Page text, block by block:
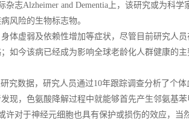
志Alzheimer and Dementia上，该研究或为科学
风险的生物标志物。
体虚弱及依赖性增加等症状，尽管目前研究人
如今该病已经成为影响全球老龄化人群健康的
究数据，研究人员通过10年跟踪调查分析了个
现，色氨酸降解过程中就能够首先产生邻氨基
对于神经元细胞也具有保护或损伤的效应，当